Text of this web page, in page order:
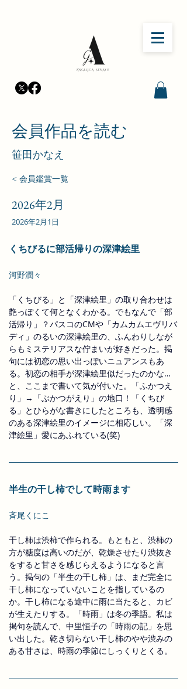
会員作品を読む
​笹田かなえ
< 会員鑑賞一覧
2026年2月
2026年2月1日
くちびるに部活帰りの深津絵里
河野潤々
「くちびる」と「深津絵里」の取り合わせは
艶っぽくて何となくわかる。でもなんで「部
活帰り」？パスコのCMや「カムカムエヴリバ
ディ」のるいの深津絵里の、ふんわりしなが
らもミステリアスな佇まいが好きだった。掲
句には初恋の思い出っぽいニュアンスもあ
る。初恋の相手が深津絵里似だったのかな…
と、ここまで書いて気が付いた。「ふかつえ
り」→「ぶかつがえり」の地口！「くちび
る」とひらがな書きにしたところも、透明感
のある深津絵里のイメージに相応しい。「深
津絵里」愛にあふれている(笑)
半生の干し柿でして時雨ます
斉尾くにこ
干し柿は渋柿で作られる。もともと、渋柿の
方が糖度は高いのだが、乾燥させたり渋抜き
をすると甘さを感じらえるようになると言
う。掲句の「半生の干し柿」は、まだ完全に
干し柿になっていないことを指しているの
か。干し柿になる途中に雨に当たると、カビ
が生えたりする。「時雨」は冬の季語。私は
掲句を読んで、中里恒子の「時雨の記」を思
い出した。乾き切らない干し柿のやや渋みの
ある甘さは、時雨の季節にしっくりとくる。